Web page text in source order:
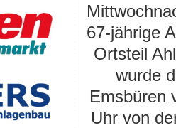
67-jährige
Ortsteil
wurde
Emsbüren
Uhr von